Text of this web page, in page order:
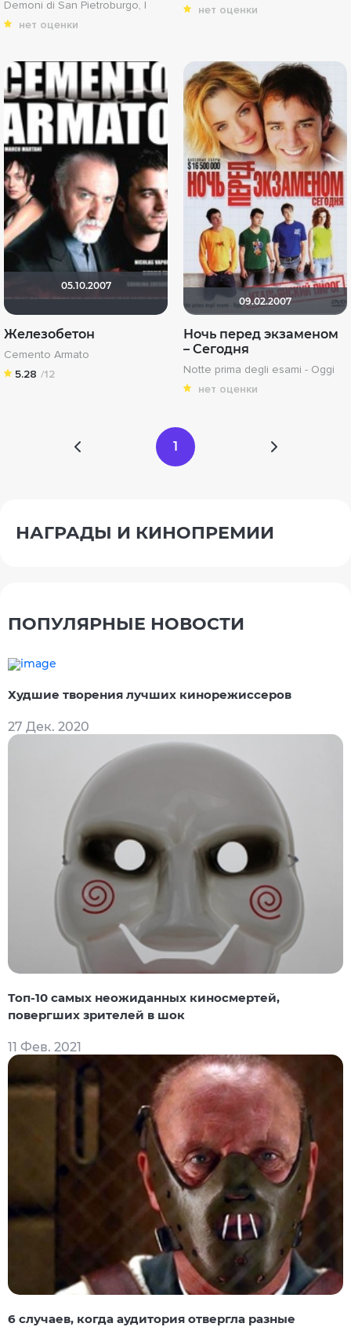
Demoni di San Pietroburgo, I
нет оценки
нет оценки
05.10.2007
Железобетон
Cemento Armato
5.28 /12
09.02.2007
Ночь перед экзаменом
– Сегодня
Notte prima degli esami - Oggi
нет оценки
1
НАГРАДЫ И КИНОПРЕМИИ
ПОПУЛЯРНЫЕ НОВОСТИ
Худшие творения лучших кинорежиссеров
27 Дек. 2020
Топ-10 самых неожиданных киносмертей,
повергших зрителей в шок
11 Фев. 2021
6 случаев, когда аудитория отвергла разные